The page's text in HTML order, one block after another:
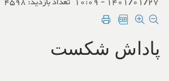
پاداش شکست